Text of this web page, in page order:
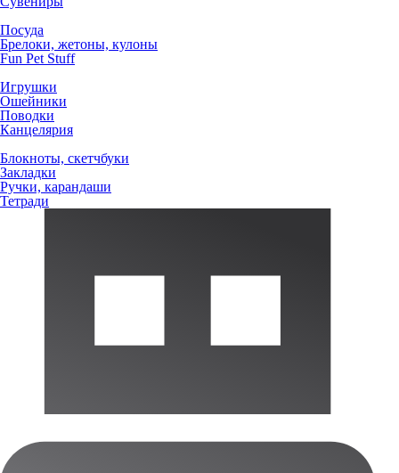
Посуда
Брелоки, жетоны, кулоны
Fun Pet Stuff
Игрушки
Ошейники
Поводки
Канцелярия
Блокноты, скетчбуки
Закладки
Ручки, карандаши
Тетради